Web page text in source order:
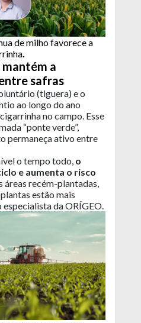
de milho favorece a
.
a
safras
(tiguera) e o
ao longo do ano
no campo. Esse
“ponte verde”,
permaneça ativo entre
o tempo todo, o
e aumenta o risco
áreas recém-plantadas,
estão mais
especialista da ORÍGEO.